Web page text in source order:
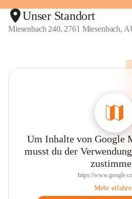
Unser Standort
Miesenbach 240, 2761 Miesenbach,
Um Inhalte von Google
musst du der
https://
Mehr